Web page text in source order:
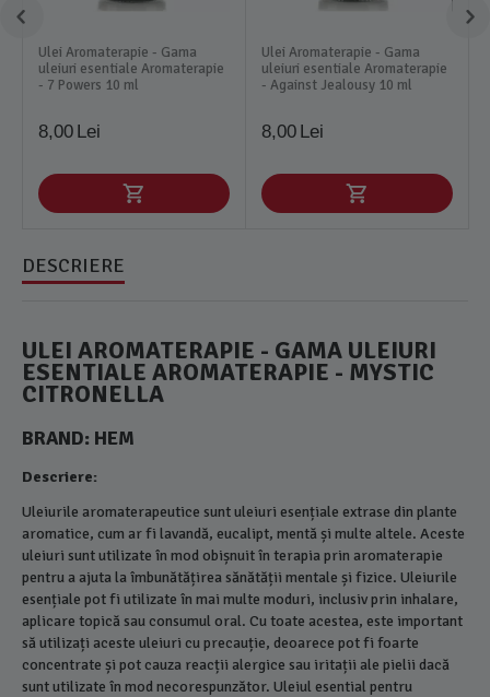
Ulei Aromaterapie - Gama
uleiuri esentiale Aromaterapie
- 7 Powers 10 ml
8,00 Lei
Ulei Aromaterapie - Gama
uleiuri esentiale Aromaterapie
- Against Jealousy 10 ml
8,00 Lei
DESCRIERE
ULEI AROMATERAPIE - GAMA ULEIURI
ESENTIALE AROMATERAPIE - MYSTIC
CITRONELLA
BRAND: HEM
Descriere:
Uleiurile aromaterapeutice sunt uleiuri esențiale extrase din plante
aromatice, cum ar fi lavandă, eucalipt, mentă și multe altele. Aceste
uleiuri sunt utilizate în mod obișnuit în terapia prin aromaterapie
pentru a ajuta la îmbunătățirea sănătății mentale și fizice. Uleiurile
esențiale pot fi utilizate în mai multe moduri, inclusiv prin inhalare,
aplicare topică sau consumul oral. Cu toate acestea, este important
să utilizați aceste uleiuri cu precauție, deoarece pot fi foarte
concentrate și pot cauza reacții alergice sau iritații ale pielii dacă
sunt utilizate în mod necorespunzător. Uleiul esential pentru